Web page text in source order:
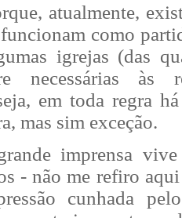
atualmente,
como
igrejas (das
necessárias às
em toda regra
mas sim exceção.
imprensa vive
- não me refiro
cunhada